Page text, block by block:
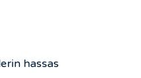
hassas